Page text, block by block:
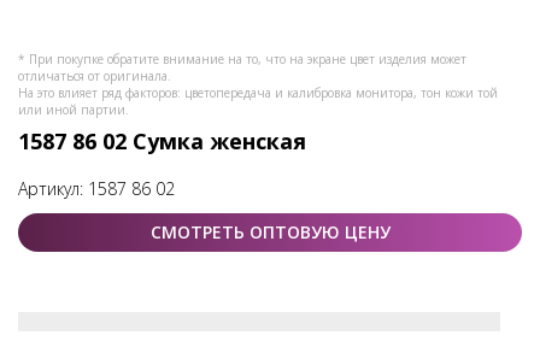
* При покупке обратите внимание на то, что на экране цвет изделия может
отличаться от оригинала.
На это влияет ряд факторов: цветопередача и калибровка монитора, тон кожи той
или иной партии.
1587 86 02 Сумка женская
Артикул: 1587 86 02
СМОТРЕТЬ ОПТОВУЮ ЦЕНУ